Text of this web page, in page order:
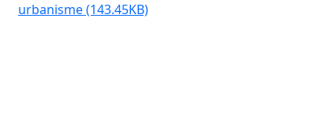
urbanisme(143.45KB)